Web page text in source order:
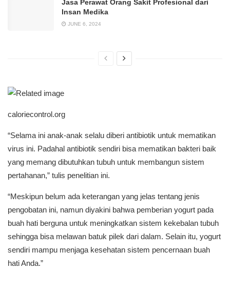
Jasa Perawat Orang Sakit Profesional dari
Insan Medika
JUNE 6, 2024
caloriecontrol.org
“Selama ini anak-anak selalu diberi antibiotik untuk mematikan
virus ini. Padahal antibiotik sendiri bisa mematikan bakteri baik
yang memang dibutuhkan tubuh untuk membangun sistem
pertahanan,” tulis penelitian ini.
“Meskipun belum ada keterangan yang jelas tentang jenis
pengobatan ini, namun diyakini bahwa pemberian yogurt pada
buah hati berguna untuk meningkatkan sistem kekebalan tubuh
sehingga bisa melawan batuk pilek dari dalam. Selain itu, yogurt
sendiri mampu menjaga kesehatan sistem pencernaan buah
hati Anda.”